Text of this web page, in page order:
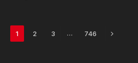
1 2 3 … 746 Next